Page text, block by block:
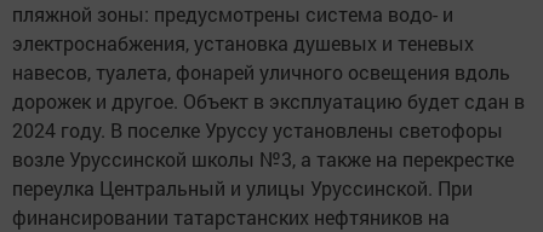
пляжной зоны: предусмотрены система водо- и
электроснабжения, установка душевых и теневых
навесов, туалета, фонарей уличного освещения вдоль
дорожек и другое. Объект в эксплуатацию будет сдан в
2024 году. В поселке Уруссу установлены светофоры
возле Уруссинской школы №3, а также на перекрестке
переулка Центральный и улицы Уруссинской. При
финансировании татарстанских нефтяников на